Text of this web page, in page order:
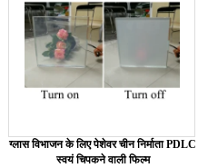
ग्लास विभाजन के लिए पेशेवर चीन निर्माता PDLC
स्वयं चिपकने वाली फिल्म